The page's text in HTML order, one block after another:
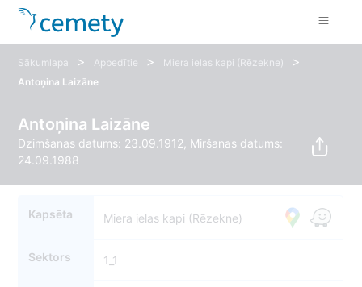
Sākumlapa > Apbedītie > Miera ielas kapi (Rēzekne) >
Antoņina Laizāne
Antoņina Laizāne
Dzimšanas datums: 23.09.1912, Miršanas datums:
24.09.1988
Kapsēta Miera ielas kapi (Rēzekne)
Sektors 1_1